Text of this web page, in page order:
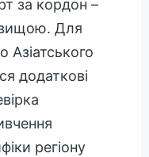
за кордон –
вищою. Для
Азіатського
додаткові
регіону